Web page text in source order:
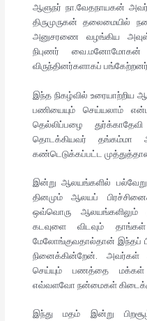
ஆளுநர் நா.வேதநாயகன்
திருமுருகன் தலைமையில்
அனுசரணை வழங்கிய
நிபுணர் வை.மனோமோகன்
விருந்தினர்களாகப்
இந்த நிகழ்வில் உரையாற்றிய
பணியையும் செய்யலாம்
தெல்லிப்பழை
தொடக்கியவர் தங்கம்மா
கண்டெடுக்கப்பட்ட முத்துத்தான்
இன்று ஆலயங்களில் பல்வேறு
தினமும் ஆலயப்
ஒவ்வொரு ஆலயங்களிலும்
கடவுளை விடவும்
மேலோங்குவதால்தான் இந்தப்
நினைக்கின்றேன். அவர்கள்
செய்யும் பணத்தை மக்கள்
எவ்வளவோ நன்மைகள்
இந்து மதம் இன்று